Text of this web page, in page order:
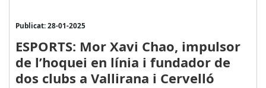
Publicat: 28-01-2025
ESPORTS: Mor Xavi Chao, impulsor
de l’hoquei en línia i fundador de
dos clubs a Vallirana i Cervelló